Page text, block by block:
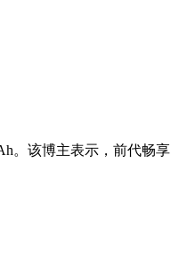
。该博主表示，前代畅享